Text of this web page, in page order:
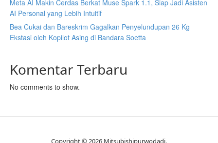
Meta AI Makin Cerdas Berkat Muse Spark 1.1, Siap Jadi Asisten
AI Personal yang Lebih Intuitif
Bea Cukai dan Bareskrim Gagalkan Penyelundupan 26 Kg
Ekstasi oleh Kopilot Asing di Bandara Soetta
Komentar Terbaru
No comments to show.
Copyright © 2026 Mitsubishipurwodadi.